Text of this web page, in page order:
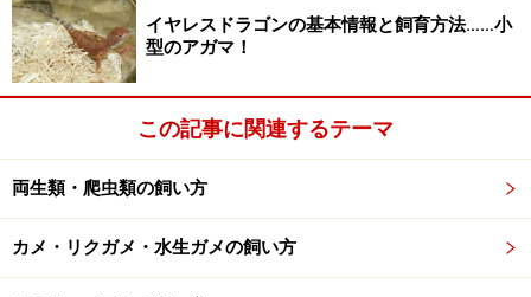
結露するほど生息地の空気の湿度は高くありませんか
ら。実際には、ときどき降る雨によって水を飲んでいる
ようです。
エサは小さなアリで、日中は1分間に40匹ほどの割合で
食っています。およそ1日で5000匹のアリを食うと記録
されていますが、専食するのが非常に小さいアリなの
で、重量にすると大した量ではないようです。
イヤレスドラゴンの基本情報と飼育方法……小
型のアガマ！
この記事に関連するテーマ
両生類・爬虫類の飼い方
カメ・リクガメ・水生ガメの飼い方